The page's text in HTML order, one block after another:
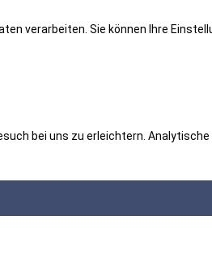
verarbeiten. Sie können Ihre
bei uns zu erleichtern.